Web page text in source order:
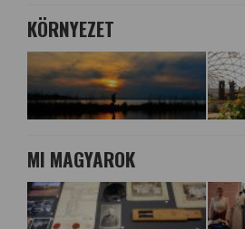
KÖRNYEZET
MI MAGYAROK